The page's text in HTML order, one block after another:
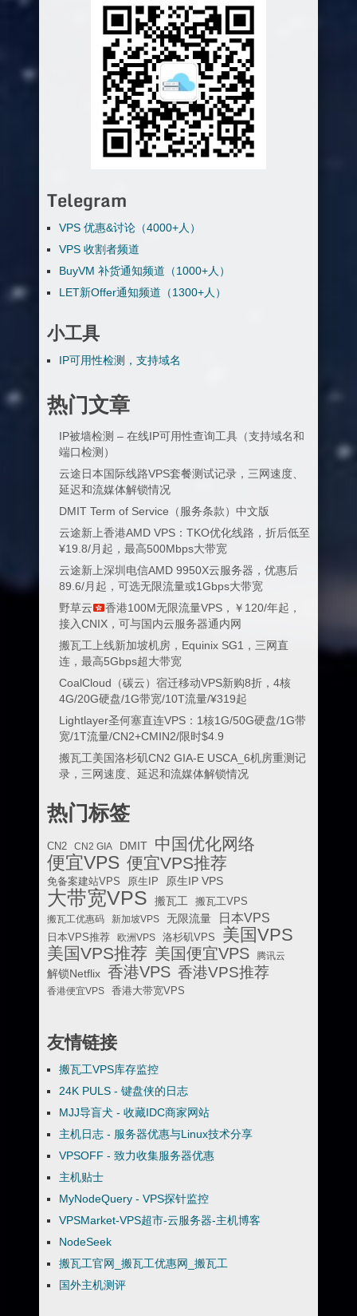
Telegram
VPS 优惠&讨论（4000+人）
VPS 收割者频道
BuyVM 补货通知频道（1000+人）
LET新Offer通知频道（1300+人）
小工具
IP可用性检测，支持域名
热门文章
IP被墙检测 – 在线IP可用性查询工具（支持域名和
端口检测）
云途日本国际线路VPS套餐测试记录，三网速度、
延迟和流媒体解锁情况
DMIT Term of Service（服务条款）中文版
云途新上香港AMD VPS：TKO优化线路，折后低至
¥19.8/月起，最高500Mbps大带宽
云途新上深圳电信AMD 9950X云服务器，优惠后
89.6/月起，可选无限流量或1Gbps大带宽
野草云
香港100M无限流量VPS，￥120/年起，
接入CNIX，可与国内云服务器通内网
搬瓦工上线新加坡机房，Equinix SG1，三网直
连，最高5Gbps超大带宽
CoalCloud（碳云）宿迁移动VPS新购8折，4核
4G/20G硬盘/1G带宽/10T流量/¥319起
Lightlayer圣何塞直连VPS：1核1G/50G硬盘/1G带
宽/1T流量/CN2+CMIN2/限时$4.9
搬瓦工美国洛杉矶CN2 GIA-E USCA_6机房重测记
录，三网速度、延迟和流媒体解锁情况
热门标签
CN2 CN2 GIA DMIT 中国优化网络
便宜VPS 便宜VPS推荐
免备案建站VPS 原生IP 原生IP VPS
大带宽VPS 搬瓦工
搬瓦工VPS
搬瓦工优惠码
新加坡VPS 无限流量 日本VPS
日本VPS推荐 欧洲VPS 洛杉矶VPS 美国VPS
美国VPS推荐 美国便宜VPS 腾讯云
解锁Netflix 香港VPS 香港VPS推荐
香港便宜VPS 香港大带宽VPS
友情链接
搬瓦工VPS库存监控
24K PULS - 键盘侠的日志
MJJ导盲犬 - 收藏IDC商家网站
主机日志 - 服务器优惠与Linux技术分享
VPSOFF - 致力收集服务器优惠
主机贴士
MyNodeQuery - VPS探针监控
VPSMarket-VPS超市-云服务器-主机博客
NodeSeek
搬瓦工官网_搬瓦工优惠网_搬瓦工
国外主机测评